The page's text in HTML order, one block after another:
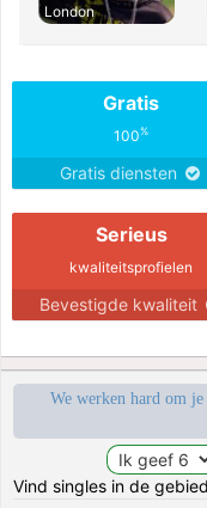
London
Gratis
100%
Gratis diensten
Serieus
kwaliteitsprofielen
Bevestigde kwaliteit
We werken hard om je
Vind singles in de